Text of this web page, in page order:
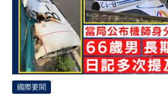
國際要聞